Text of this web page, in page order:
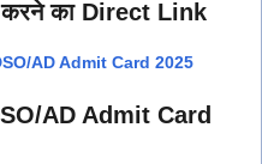
का Direct Link
AD Admit Card 2025
AD Admit Card